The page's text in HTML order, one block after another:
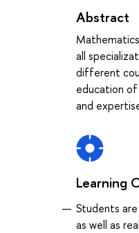
Abstract
all
different
education
and
Learning
Students
as well as